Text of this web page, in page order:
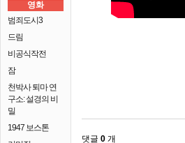
영화
범죄도시3
드림
비공식작전
잠
천박사 퇴마 연
구소: 설경의 비
밀
1947 보스톤
댓글 0 개